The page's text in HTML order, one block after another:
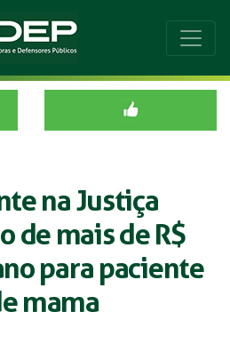
na Justiça
de mais de R$
para paciente
mama